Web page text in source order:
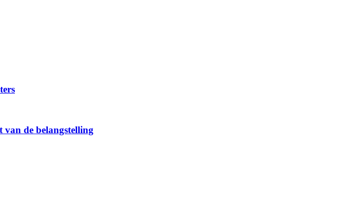
van de belangstelling